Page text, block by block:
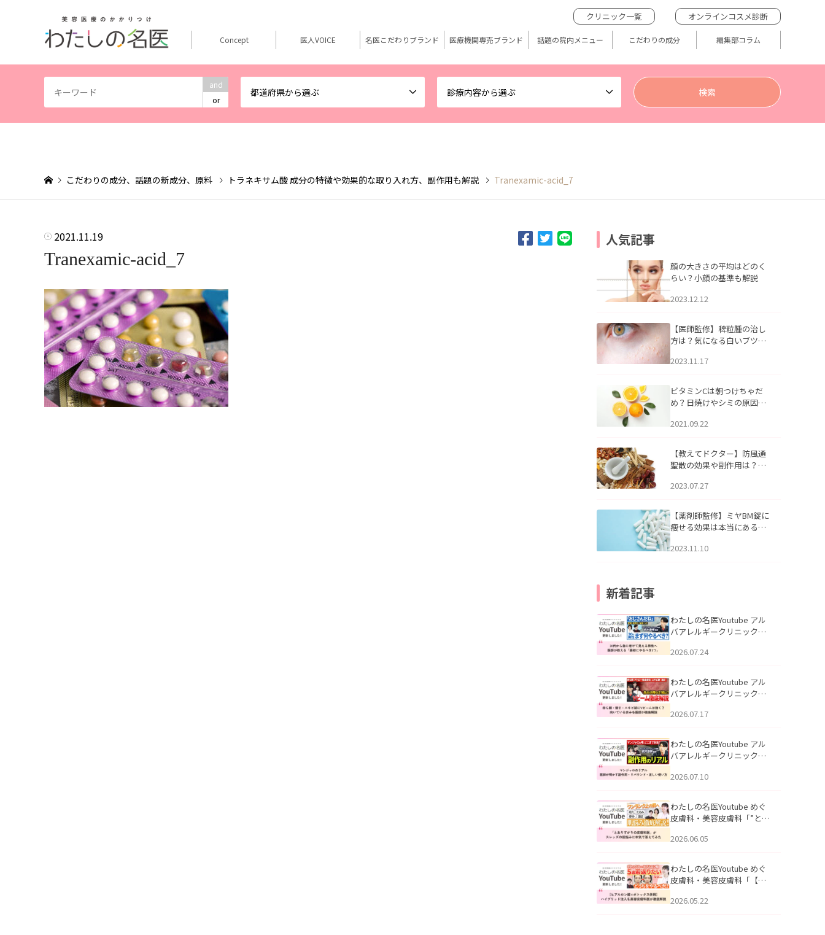
and
or
都道府県から選ぶ 診療内容から選ぶ
クリニック一覧 オンラインコスメ診断
Concept 医人VOICE 名医こだわりブランド 医療機関専売ブランド 話題の院内メニュー こだわりの成分 編集部コラム
こだわりの成分、話題の新成分、原料 トラネキサム酸 成分の特徴や効果的な取り入れ方、副作用も解説 Tranexamic-acid_7
2021.11.19
Tranexamic-acid_7
人気記事
顔の大きさの平均はどのく
らい？小顔の基準も解説
2023.12.12
【医師監修】稗粒腫の治し
方は？気になる白いブツブ
アについて
2023.11.17
ビタミンCは朝つけちゃだ
め？日焼けやシミの原因に
2021.09.22
【教えてドクター】防風通
聖散の効果や副作用は？長
2023.07.27
【薬剤師監修】ミヤBM錠に
痩せる効果は本当にある
2023.11.10
新着記事
わたしの名医Youtube アル
バアレルギークリニック札
える男性へ｜医師が教える
公開いたしました。
2026.07.24
わたしの名医Youtube アル
バアレルギークリニック札
跡にVビームは効く？向いて
説」を公開いたしました。
2026.07.17
わたしの名医Youtube アル
バアレルギークリニック札
医師が明かす副作用・リバ
公開いたしました。
2026.07.10
わたしの名医Youtube めぐ
皮膚科・美容皮膚科「”とお
ッズの肌悩みに本気で答え
た。
2026.06.05
わたしの名医Youtube めぐ
皮膚科・美容皮膚科「【ヒ
用】ハイブリッド注入を美
2026.05.22